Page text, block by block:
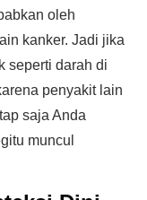
oleh
kanker. Jadi jika
seperti darah di
penyakit lain
saja Anda
muncul